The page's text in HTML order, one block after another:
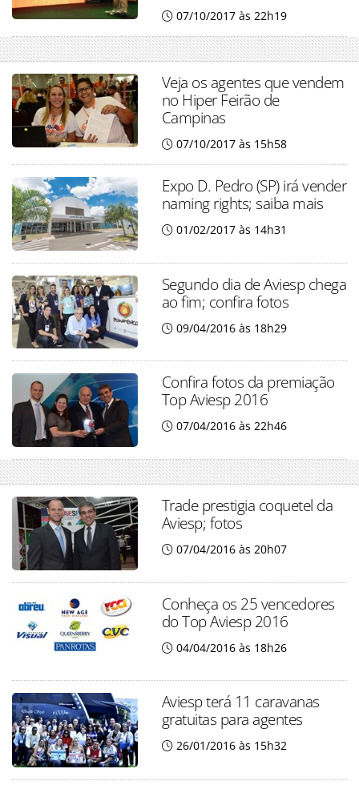
07/10/2017 às 22h19
Veja os agentes que vendem
no Hiper Feirão de
Campinas
07/10/2017 às 15h58
Expo D. Pedro (SP) irá vender
naming rights; saiba mais
01/02/2017 às 14h31
Segundo dia de Aviesp chega
ao fim; confira fotos
09/04/2016 às 18h29
Confira fotos da premiação
Top Aviesp 2016
07/04/2016 às 22h46
Trade prestigia coquetel da
Aviesp; fotos
07/04/2016 às 20h07
Conheça os 25 vencedores
do Top Aviesp 2016
04/04/2016 às 18h26
Aviesp terá 11 caravanas
gratuitas para agentes
26/01/2016 às 15h32